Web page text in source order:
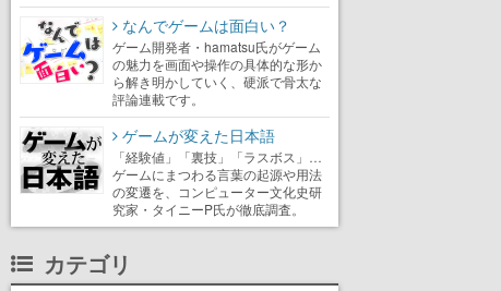
なんでゲームは面白い？
ゲーム開発者・hamatsu氏がゲーム
の魅力を画面や操作の具体的な形か
ら解き明かしていく、硬派で骨太な
評論連載です。
ゲームが変えた日本語
「経験値」「裏技」「ラスボス」…
ゲームにまつわる言葉の起源や用法
の変遷を、コンピューター文化史研
究家・タイニーP氏が徹底調査。
カテゴリ